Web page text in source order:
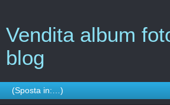
Vendita album
blog